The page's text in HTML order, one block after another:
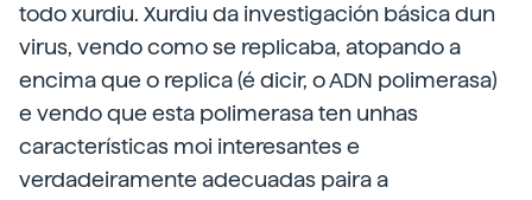
todo xurdiu. Xurdiu da investigación básica dun
virus, vendo como se replicaba, atopando a
encima que o replica (é dicir, o ADN polimerasa)
e vendo que esta polimerasa ten unhas
características moi interesantes e
verdadeiramente adecuadas paira a